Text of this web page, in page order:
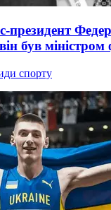
президент
був міністром
спорту